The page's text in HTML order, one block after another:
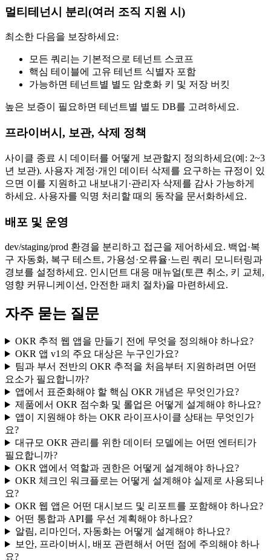
멀티테넌시 분리(여러 조직 지원 시)
최소한 다음을 보장하세요:
모든 쿼리는 기본적으로 테넌트 스코프
핵심 테이블에 고유 테넌트 식별자 포함
가능하면 테넌트별 별도 암호화 키 및 저장 버킷
높은 보증이 필요하면 테넌트별 별도 DB를 고려하세요.
프라이버시, 보관, 삭제 정책
사이클 종료 시 데이터를 어떻게 보관할지 정의하세요(예: 2~3
년 보관). 사용자 계정·개인 데이터 삭제를 요구하는 규정이 있
으면 이를 지원하고 내보내기·관리자 삭제를 감사 가능하게
하세요. 사용자를 익명 처리할 때의 동작을 문서화하세요.
배포 및 운영
dev/staging/prod 환경을 분리하고 접근을 제어하세요. 백업·복
구 자동화, 복구 테스트, 가용성·오류율·느린 쿼리 모니터링과
경보를 설정하세요. 인시던트 대응 매뉴얼(토큰 취소, 키 교체,
영향 커뮤니케이션, 안전한 패치 절차)을 마련하세요.
자주 묻는 질문
OKR 추적 웹 앱을 만들기 전에 무엇을 정의해야 하나요?
OKR 앱 v1의 주요 대상은 누구인가요?
팀과 부서 전반의 OKR 추적을 처음부터 지원하려면 어떤
요소가 필요합니까?
앱에서 표준화해야 할 핵심 OKR 개념은 무엇인가요?
제품에서 OKR 점수화 및 롤업은 어떻게 설계해야 하나요?
앱이 지원해야 하는 OKR 라이프사이클 상태는 무엇인가
요?
대규모 OKR 관리를 위한 데이터 모델에는 어떤 엔터티가
필요합니까?
OKR 앱에서 역할과 권한은 어떻게 설계해야 하나요?
OKR 체크인 워크플로는 어떻게 설계해야 실제로 사용되나
요?
OKR 웹 앱은 어떤 대시보드 및 리포트를 포함해야 하나요?
어떤 통합과 API를 우선 계획해야 하나요?
알림, 리마인더, 자동화는 어떻게 설계해야 하나요?
보안, 프라이버시, 배포 관련해서 어떤 점에 주의해야 하나
요?